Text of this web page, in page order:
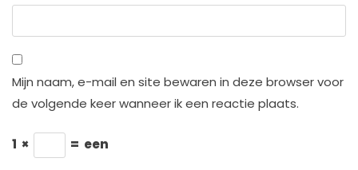
Mijn naam, e-mail en site bewaren in deze browser voor
de volgende keer wanneer ik een reactie plaats.
1 × = een